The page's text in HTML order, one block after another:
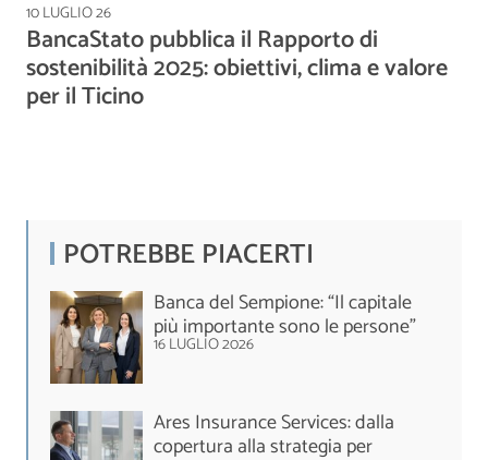
10 LUGLIO 26
BancaStato pubblica il Rapporto di
sostenibilità 2025: obiettivi, clima e valore
per il Ticino
POTREBBE PIACERTI
Banca del Sempione: “Il capitale
più importante sono le persone”
16 LUGLIO 2026
Ares Insurance Services: dalla
copertura alla strategia per